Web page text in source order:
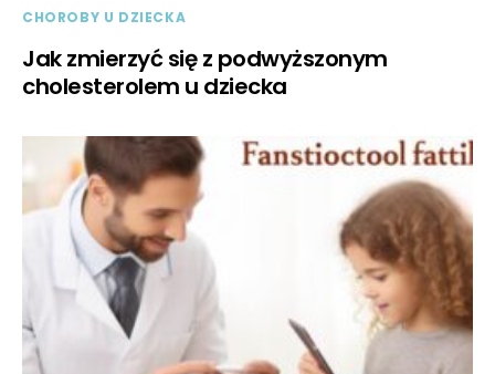
CHOROBY U DZIECKA
Jak zmierzyć się z podwyższonym
cholesterolem u dziecka